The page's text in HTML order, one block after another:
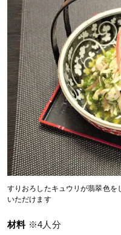
すりおろしたキュウリが翡翠色を
いただけます
材料 ※4人分